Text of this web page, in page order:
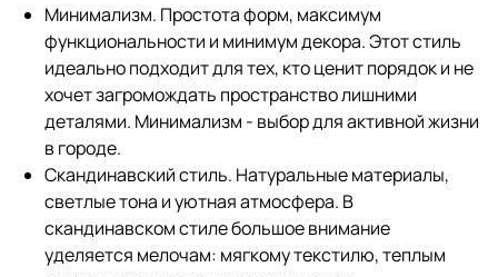
Минимализм. Простота форм, максимум
функциональности и минимум декора. Этот стиль
идеально подходит для тех, кто ценит порядок и не
хочет загромождать пространство лишними
деталями. Минимализм - выбор для активной жизни
в городе.
Скандинавский стиль. Натуральные материалы,
светлые тона и уютная атмосфера. В
скандинавском стиле большое внимание
уделяется мелочам: мягкому текстилю, теплым